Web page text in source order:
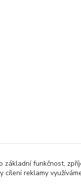
základní funkčnost,
cílení reklamy